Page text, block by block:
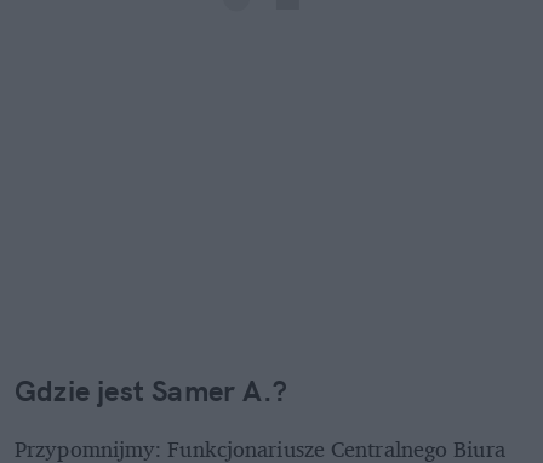
Gdzie jest Samer A.?
Przypomnijmy: Funkcjonariusze Centralnego Biura